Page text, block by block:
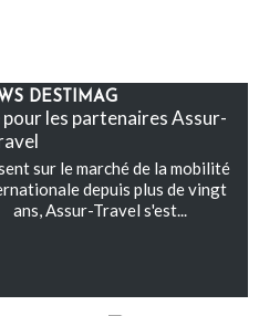
DESTIMAG
les partenaires Assur-
sur le marché de la mobilité
depuis plus de vingt
ans, Assur-Travel s'est...